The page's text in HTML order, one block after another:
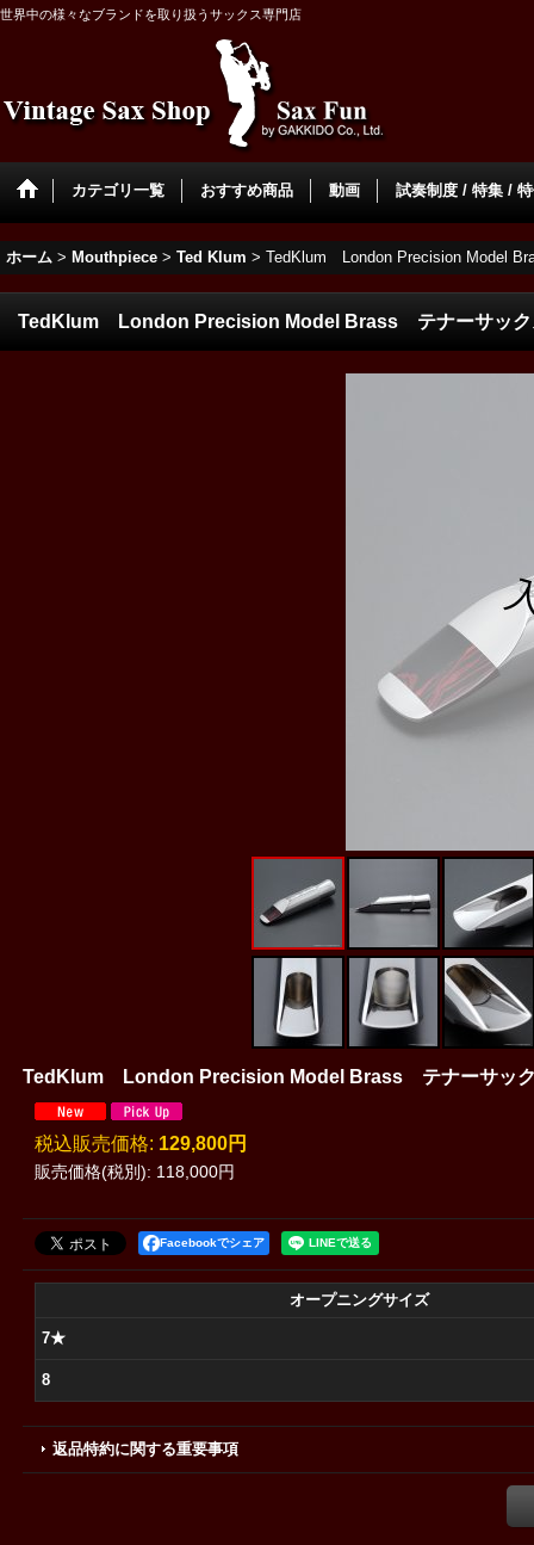
世界中の様々なブランドを取り扱うサックス専門店
カテゴリ一覧 おすすめ商品 動画 試奏制度 / 特集 /
ホーム > Mouthpiece > Ted Klum > TedKlum London Precision Model
TedKlum London Precision Model Brass テナーサック
TedKlum London Precision Model Brass テナーサッ
販売価格(税別): 118,000円
税込 : 129,800円
Facebookでシェア
オープニングサイズ
7★
8
返品特約に関する重要事項